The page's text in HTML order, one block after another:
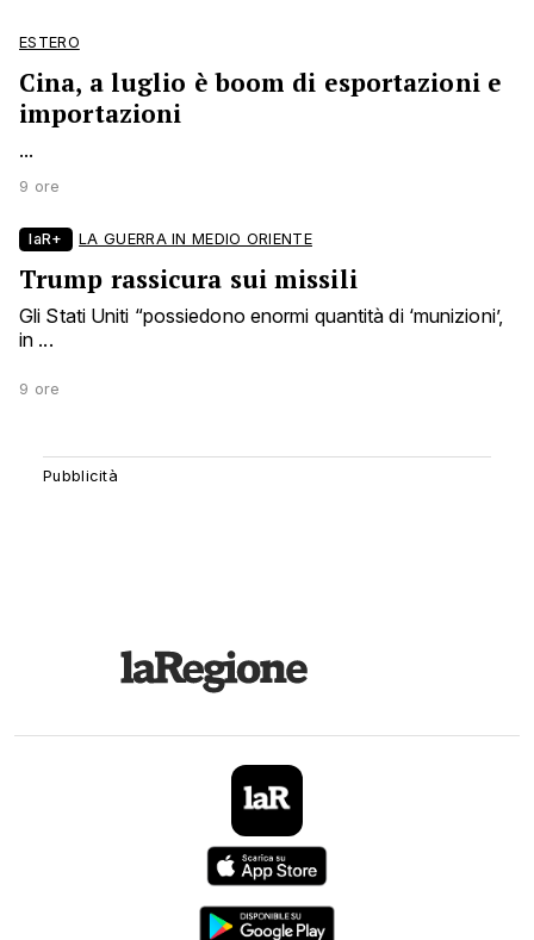
ESTERO
Cina, a luglio è boom di esportazioni e
importazioni
...
9 ore
laR+ LA GUERRA IN MEDIO ORIENTE
Trump rassicura sui missili
Gli Stati Uniti “possiedono enormi quantità di ‘munizioni’,
in ...
9 ore